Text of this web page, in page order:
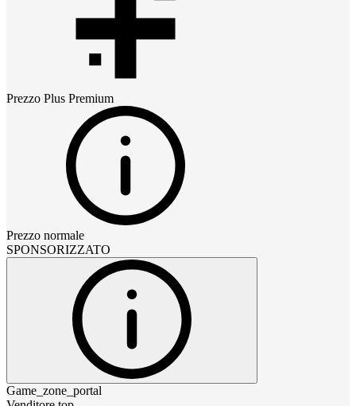
Prezzo Plus Premium
Prezzo normale
SPONSORIZZATO
Game_zone_portal